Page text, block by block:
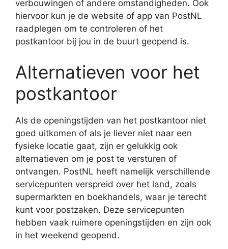
verbouwingen of andere omstandigheden. Ook
hiervoor kun je de website of app van PostNL
raadplegen om te controleren of het
postkantoor bij jou in de buurt geopend is.
Alternatieven voor het
postkantoor
Als de openingstijden van het postkantoor niet
goed uitkomen of als je liever niet naar een
fysieke locatie gaat, zijn er gelukkig ook
alternatieven om je post te versturen of
ontvangen. PostNL heeft namelijk verschillende
servicepunten verspreid over het land, zoals
supermarkten en boekhandels, waar je terecht
kunt voor postzaken. Deze servicepunten
hebben vaak ruimere openingstijden en zijn ook
in het weekend geopend.